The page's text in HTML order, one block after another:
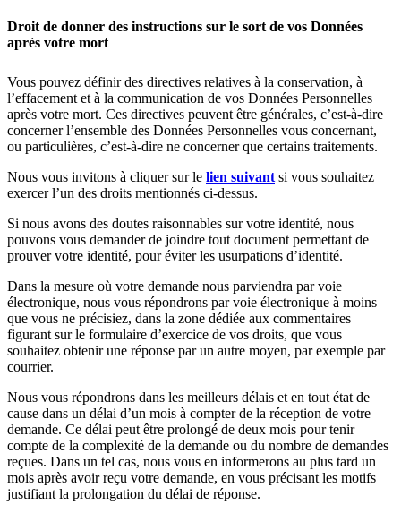
Droit de donner des instructions sur le sort de vos Données
après votre mort
Vous pouvez définir des directives relatives à la conservation, à
l’effacement et à la communication de vos Données Personnelles
après votre mort. Ces directives peuvent être générales, c’est-à-dire
concerner l’ensemble des Données Personnelles vous concernant,
ou particulières, c’est-à-dire ne concerner que certains traitements.
Nous vous invitons à cliquer sur le lien suivant si vous souhaitez
exercer l’un des droits mentionnés ci-dessus.
Si nous avons des doutes raisonnables sur votre identité, nous
pouvons vous demander de joindre tout document permettant de
prouver votre identité, pour éviter les usurpations d’identité.
Dans la mesure où votre demande nous parviendra par voie
électronique, nous vous répondrons par voie électronique à moins
que vous ne précisiez, dans la zone dédiée aux commentaires
figurant sur le formulaire d’exercice de vos droits, que vous
souhaitez obtenir une réponse par un autre moyen, par exemple par
courrier.
Nous vous répondrons dans les meilleurs délais et en tout état de
cause dans un délai d’un mois à compter de la réception de votre
demande. Ce délai peut être prolongé de deux mois pour tenir
compte de la complexité de la demande ou du nombre de demandes
reçues. Dans un tel cas, nous vous en informerons au plus tard un
mois après avoir reçu votre demande, en vous précisant les motifs
justifiant la prolongation du délai de réponse.